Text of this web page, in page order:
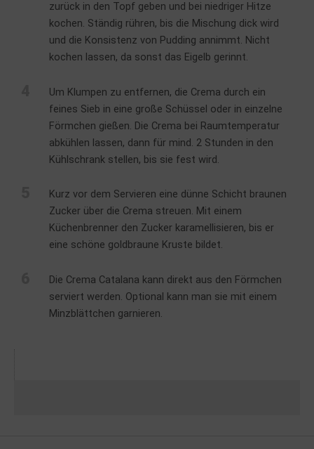
zurück in den Topf geben und bei niedriger Hitze
kochen. Ständig rühren, bis die Mischung dick wird
und die Konsistenz von Pudding annimmt. Nicht
kochen lassen, da sonst das Eigelb gerinnt.
Um Klumpen zu entfernen, die Crema durch ein
feines Sieb in eine große Schüssel oder in einzelne
Förmchen gießen. Die Crema bei Raumtemperatur
abkühlen lassen, dann für mind. 2 Stunden in den
Kühlschrank stellen, bis sie fest wird.
Kurz vor dem Servieren eine dünne Schicht braunen
Zucker über die Crema streuen. Mit einem
Küchenbrenner den Zucker karamellisieren, bis er
eine schöne goldbraune Kruste bildet.
Die Crema Catalana kann direkt aus den Förmchen
serviert werden. Optional kann man sie mit einem
Minzblättchen garnieren.